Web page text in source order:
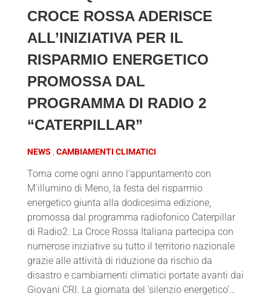
CROCE ROSSA ADERISCE
ALL’INIZIATIVA PER IL
RISPARMIO ENERGETICO
PROMOSSA DAL
PROGRAMMA DI RADIO 2
“CATERPILLAR”
NEWS CAMBIAMENTI CLIMATICI
Torna come ogni anno l'appuntamento con
M'illumino di Meno, la festa del risparmio
energetico giunta alla dodicesima edizione,
promossa dal programma radiofonico Caterpillar
di Radio2. La Croce Rossa Italiana partecipa con
numerose iniziative su tutto il territorio nazionale
grazie alle attività di riduzione da rischio da
disastro e cambiamenti climatici portate avanti dai
Giovani CRI. La giornata del 'silenzio energetico'…